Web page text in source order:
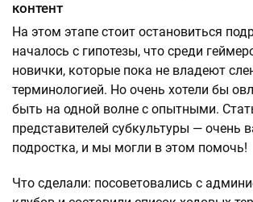
контент
На этом этапе стоит остановиться
началось с гипотезы, что среди
новички, которые пока не владеют
терминологией. Но очень хотели бы
быть на одной волне с опытными.
представителей субкультуры — очень
подростка, и мы могли в этом помочь!
Что сделали: посоветовались с